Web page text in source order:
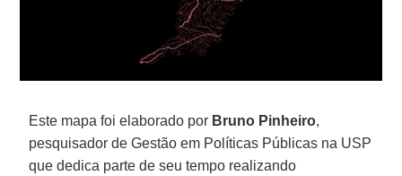
Este mapa foi elaborado por Bruno Pinheiro,
pesquisador de Gestão em Políticas Públicas na USP
que dedica parte de seu tempo realizando